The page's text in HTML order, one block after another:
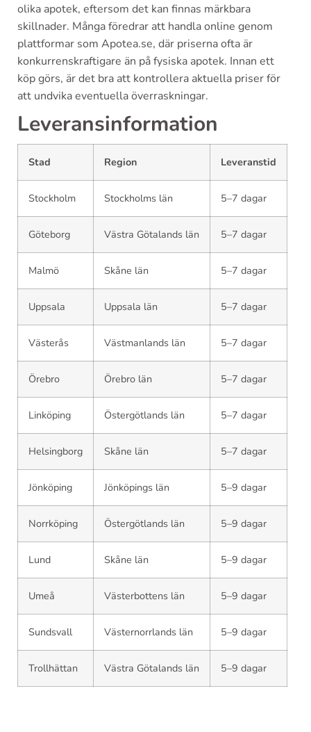
olika apotek, eftersom det kan finnas märkbara
skillnader. Många föredrar att handla online genom
plattformar som Apotea.se, där priserna ofta är
konkurrenskraftigare än på fysiska apotek. Innan ett
köp görs, är det bra att kontrollera aktuella priser för
att undvika eventuella överraskningar.
Leveransinformation
Stad Region Leveranstid
Stockholm Stockholms län 5–7 dagar
Göteborg Västra Götalands län 5–7 dagar
Malmö Skåne län 5–7 dagar
Uppsala Uppsala län 5–7 dagar
Västerås Västmanlands län 5–7 dagar
Örebro Örebro län 5–7 dagar
Linköping Östergötlands län 5–7 dagar
Helsingborg Skåne län 5–7 dagar
Jönköping Jönköpings län 5–9 dagar
Norrköping Östergötlands län 5–9 dagar
Lund Skåne län 5–9 dagar
Umeå Västerbottens län 5–9 dagar
Sundsvall Västernorrlands län 5–9 dagar
Trollhättan Västra Götalands län 5–9 dagar